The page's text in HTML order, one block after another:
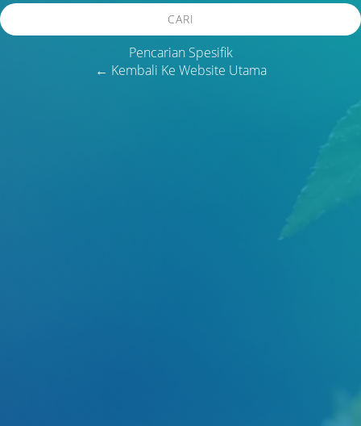
CARI
Pencarian Spesifik
← Kembali Ke Website Utama